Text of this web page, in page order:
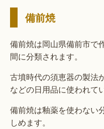
備前焼
備前焼は岡山県備前市で
間に分類されます。
古墳時代の須恵器の製法
などの日用品に使われて
備前焼は釉薬を使わない
しめます。